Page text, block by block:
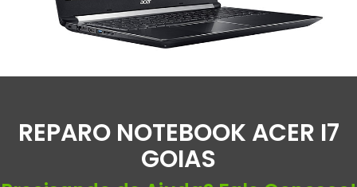
REPARO NOTEBOOK ACER I7
GOIAS